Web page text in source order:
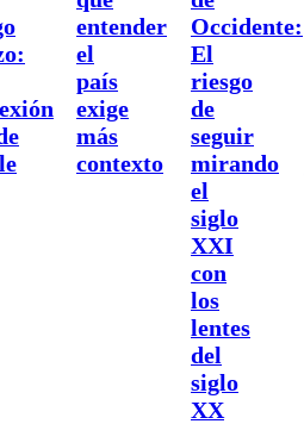
entender
el
país
exige
más
contexto
Occidente:
El
riesgo
de
seguir
mirando
el
siglo
XXI
con
los
lentes
del
siglo
XX